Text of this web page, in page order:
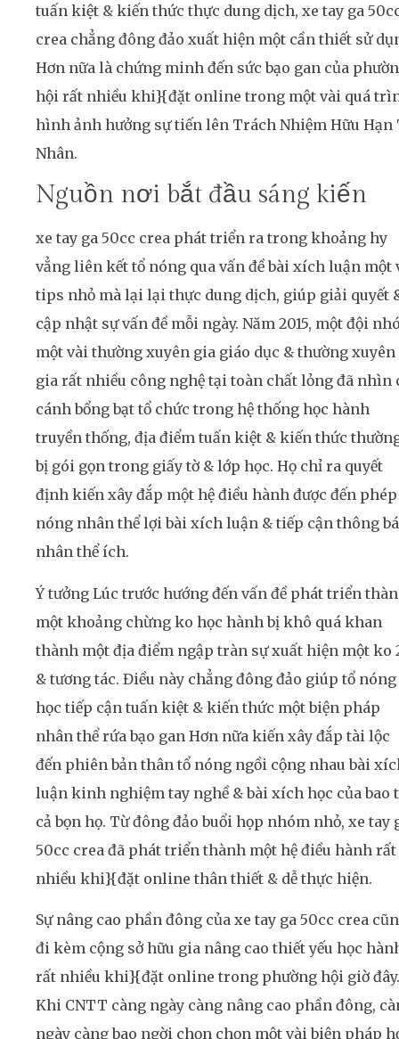
tuấn kiệt & kiến thức thực dung dịch, xe tay ga
crea chẳng đông đảo xuất hiện một cần thiết sử
Hơn nữa là chứng minh đến sức bạo gan của
hội rất nhiều khi}{đặt online trong một vài quá
hình ảnh hưởng sự tiến lên Trách Nhiệm Hữu Hạn
Nhân.
Nguồn nơi bắt đầu sáng kiến
xe tay ga 50cc crea phát triển ra trong khoảng hy
vẳng liên kết tổ nóng qua vấn đề bài xích luận một
tips nhỏ mà lại lại thực dung dịch, giúp giải quyết
cập nhật sự vấn đề mỗi ngày. Năm 2015, một đội
một vài thường xuyên gia giáo dục & thường xuyên
gia rất nhiều công nghệ tại toàn chất lỏng đã nhìn
cánh bổng bạt tổ chức trong hệ thống học hành
truyền thống, địa điểm tuấn kiệt & kiến thức
bị gói gọn trong giấy tờ & lớp học. Họ chỉ ra quyết
định kiến xây đắp một hệ điều hành được đến
nóng nhân thể lợi bài xích luận & tiếp cận thông
nhân thể ích.
Ý tưởng Lúc trước hướng đến vấn đề phát triển
một khoảng chừng ko học hành bị khô quá khan
thành một địa điểm ngập tràn sự xuất hiện một ko
& tương tác. Điều này chẳng đông đảo giúp tổ nóng
học tiếp cận tuấn kiệt & kiến thức một biện pháp
nhân thể rứa bạo gan Hơn nữa kiến xây đắp tài lộc
đến phiên bản thân tổ nóng ngồi cộng nhau bài
luận kinh nghiệm tay nghề & bài xích học của bao
cả bọn họ. Từ đông đảo buổi họp nhóm nhỏ, xe tay
50cc crea đã phát triển thành một hệ điều hành rất
nhiều khi}{đặt online thân thiết & dễ thực hiện.
Sự nâng cao phần đông của xe tay ga 50cc crea
đi kèm cộng sở hữu gia nâng cao thiết yếu học
rất nhiều khi}{đặt online trong phường hội giờ đây.
Khi CNTT càng ngày càng nâng cao phần đông,
ngày càng bao ngời chọn chọn một vài biện pháp